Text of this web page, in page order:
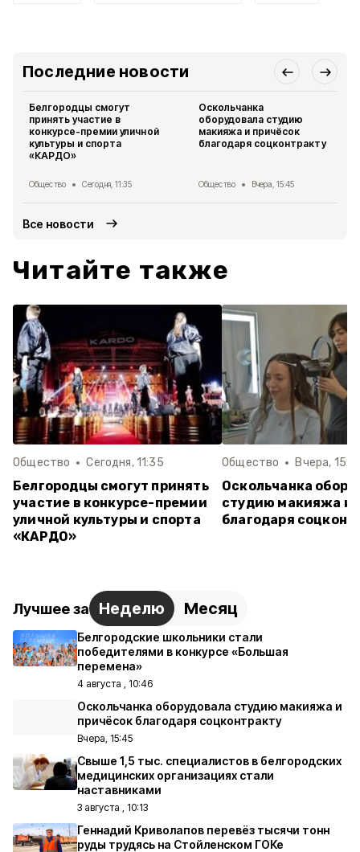
Последние новости
Белгородцы смогут
принять участие в
конкурсе-премии уличной
культуры и спорта
«КАРДО»
Общество Сегодня, 11:35
Оскольчанка
оборудовала студию
макияжа и причёсок
благодаря соцконтракту
Общество Вчера, 15:45
Все новости
Читайте также
Общество Сегодня, 11:35
Белгородцы смогут принять
участие в конкурсе-премии
уличной культуры и спорта
«КАРДО»
Общество Вчера,
Оскольчанка
студию макияжа и
благодаря
Лучшее за Неделю Месяц
Белгородские школьники стали
победителями в конкурсе «Большая
перемена»
4 августа , 10:46
Оскольчанка оборудовала студию макияжа и
причёсок благодаря соцконтракту
Вчера, 15:45
Свыше 1,5 тыс. специалистов в белгородских
медицинских организациях стали
наставниками
3 августа , 10:13
Геннадий Криволапов перевёз тысячи тонн
руды трудясь на Стойленском ГОКе